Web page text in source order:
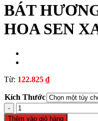
BÁT
HOA SEN
Từ: 122.825 ₫
Kích Thước
BÁT
HƯƠNG
Thêm vào giỏ hàng